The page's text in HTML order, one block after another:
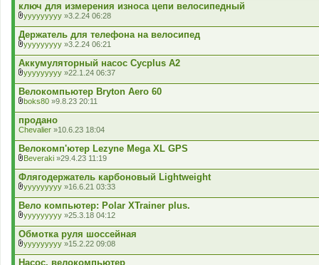
ключ для измерения износа цепи велосипедный
В
к
л
а
д
е
н
н
я
yyyyyyyyy »3.2.24 06:28
Держатель для телефона на велосипед
В
к
л
а
д
е
н
н
я
yyyyyyyyy »3.2.24 06:21
Аккумуляторный насос Cycplus A2
В
к
л
а
д
е
н
н
я
yyyyyyyyy »22.1.24 06:37
Велокомпьютер Bryton Aero 60
к
л
а
д
е
н
н
я
boks80 »9.8.23 20:11
продано
Chevalier »10.6.23 18:04
Велокомп'ютер Lezyne Mega XL GPS
к
л
а
д
е
н
н
я
Beveraki »29.4.23 11:19
Флягодержатель карбоновый Lightweight
В
к
л
а
д
е
н
н
я
yyyyyyyyy »16.6.21 03:33
Вело компьютер: Polar XTrainer plus.
В
к
л
а
д
yyyyyyyyy »25.3.18 04:12
Обмотка руля шоссейная
В
к
yyyyyyyyy »15.2.22 09:08
Насос, велокомпьютер